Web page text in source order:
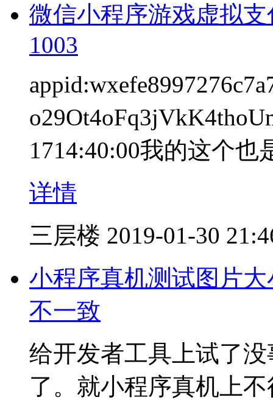
微信小程序游戏虚拟
1003
1714:40:00我的这个
详情
三层楼 2019-01-30
小程序真机测试图片
不一致
给开发者工具上试了
了。就小程序真机上